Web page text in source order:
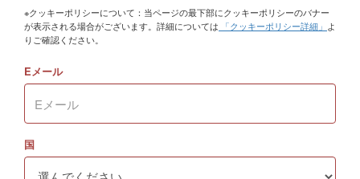
※クッキーポリシーについて：当ページの最下部にクッキーポリシーのバナー
が表示される場合がございます。詳細については 「クッキーポリシー詳細」 よ
りご確認ください。
Eメール
国